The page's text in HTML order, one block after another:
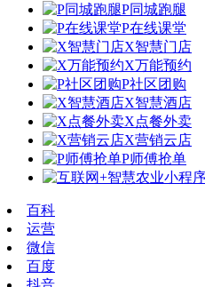
P同城跑腿
P在线课堂
X智慧门店
X万能预约
P社区团购
X智慧酒店
X点餐外卖
X营销云店
P师傅抢单
百科
运营
微信
百度